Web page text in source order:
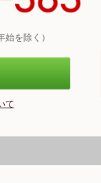
を除く）
て